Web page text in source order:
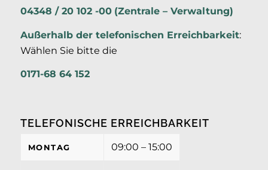
04348 / 20 102 -00 (Zentrale – Verwaltung)
Außerhalb der telefonischen Erreichbarkeit:
Wählen Sie bitte die
0171-68 64 152
TELEFONISCHE ERREICHBARKEIT
MONTAG 09:00 – 15:00